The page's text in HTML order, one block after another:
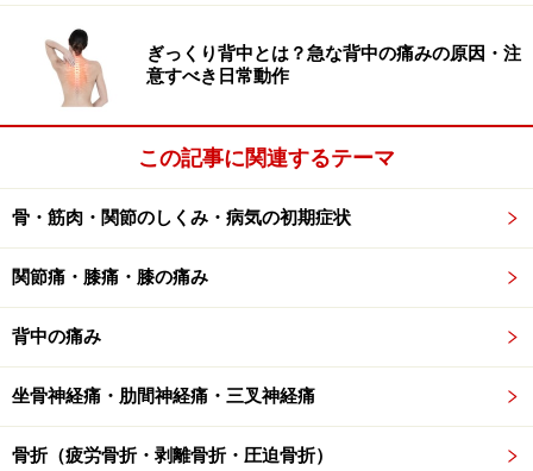
足関節骨折の治療法
ぎっくり背中とは？急な背中の痛みの原因・注
意すべき日常動作
この記事に関連するテーマ
骨・筋肉・関節のしくみ・病気の初期症状
関節痛・膝痛・膝の痛み
背中の痛み
坐骨神経痛・肋間神経痛・三叉神経痛
骨折（疲労骨折・剥離骨折・圧迫骨折）